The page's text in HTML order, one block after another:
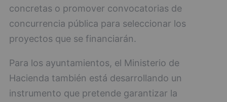
concretas o promover convocatorias de
concurrencia pública para seleccionar los
proyectos que se financiarán.
Para los ayuntamientos, el Ministerio de
Hacienda también está desarrollando un
instrumento que pretende garantizar la